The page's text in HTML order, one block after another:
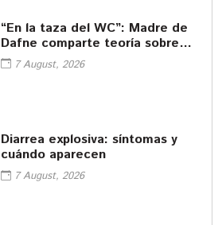
“En la taza del WC”: Madre de
Dafne comparte teoría sobre
cómo murió su hija
7 August, 2026
Diarrea explosiva: síntomas y
cuándo aparecen
7 August, 2026